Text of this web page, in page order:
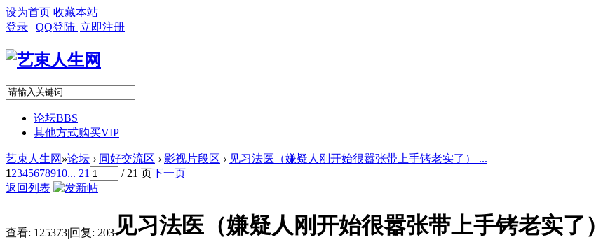
设为首页 收藏本站
登录 | QQ登陆 |立即注册
论坛BBS
其他方式购买VIP
艺束人生网 »论坛 › 同好交流区 › 影视片段区 › 见习法医（嫌疑人刚开始很嚣张带上手铐老实了） ...
12345678910... 21 / 21 页下一页
返回列表
查看: 125373|回复: 203见习法医（嫌疑人刚开始很嚣张带上手铐老实了）